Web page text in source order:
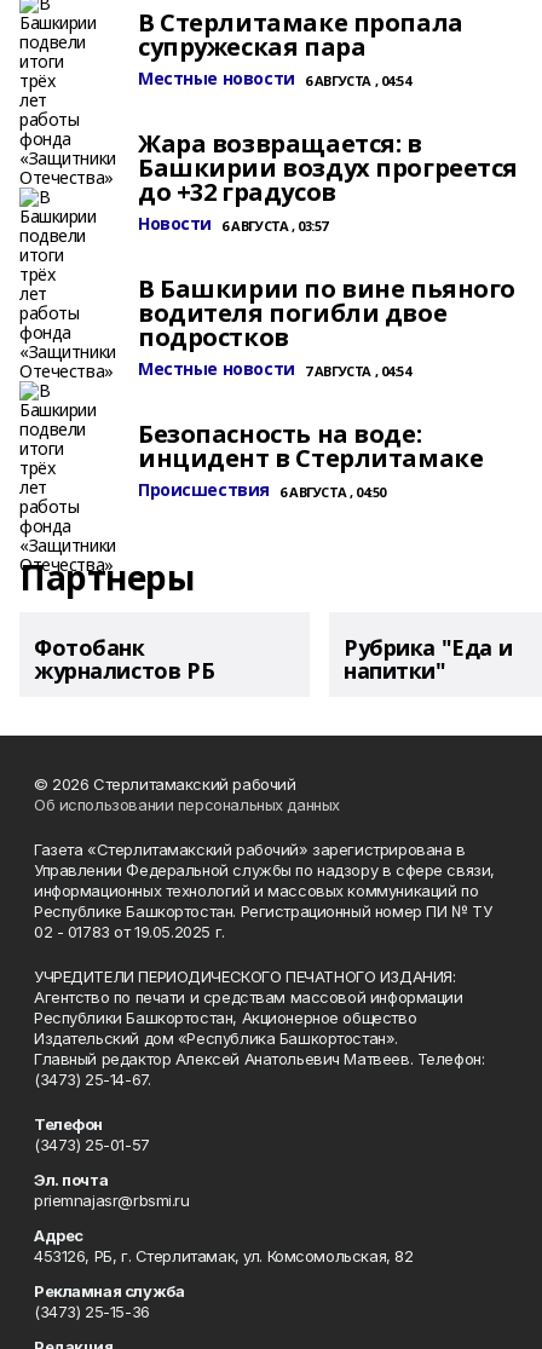
В Стерлитамаке пропала
супружеская пара
Местные новости 6 АВГУСТА , 04:54
Жара возвращается: в
Башкирии воздух прогреется
до +32 градусов
Новости 6 АВГУСТА , 03:57
В Башкирии по вине пьяного
водителя погибли двое
подростков
Местные новости 7 АВГУСТА , 04:54
Безопасность на воде:
инцидент в Стерлитамаке
Происшествия 6 АВГУСТА , 04:50
Партнеры
Фотобанк
журналистов РБ
Рубрика "Еда и
напитки"
© 2026 Стерлитамакский рабочий
Об использовании персональных данных
Газета «Стерлитамакский рабочий» зарегистрирована в
Управлении Федеральной службы по надзору в сфере связи,
информационных технологий и массовых коммуникаций по
Республике Башкортостан. Регистрационный номер ПИ № ТУ
02 - 01783 от 19.05.2025 г.
УЧРЕДИТЕЛИ ПЕРИОДИЧЕСКОГО ПЕЧАТНОГО ИЗДАНИЯ:
Агентство по печати и средствам массовой информации
Республики Башкортостан, Акционерное общество
Издательский дом «Республика Башкортостан».
Главный редактор Алексей Анатольевич Матвеев. Телефон:
(3473) 25-14-67.
Телефон
(3473) 25-01-57
Эл. почта
priemnajasr@rbsmi.ru
Адрес
453126, РБ, г. Стерлитамак, ул. Комсомольская, 82
Рекламная служба
(3473) 25-15-36